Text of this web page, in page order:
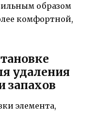
образом
комфортной,
удаления
запахов
элемента,